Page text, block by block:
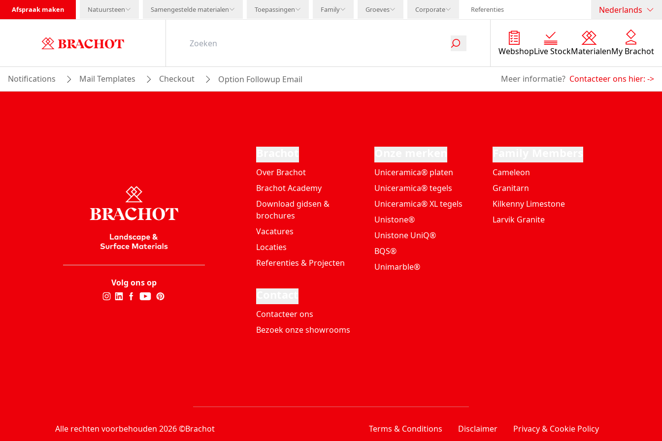
Afspraak maken Natuursteen Samengestelde materialen Toepassingen Family Groeves Corporate Referenties Nederlands
WebshopLive StockMaterialenMy Brachot
Notifications Mail Templates Checkout Option Followup Email Meer informatie? Contacteer ons hier: ->
Volg ons op
Over Brachot
Brachot Academy
Download gidsen &
brochures
Vacatures
Locaties
Referenties & Projecten
Uniceramica® platen
Uniceramica® tegels
Uniceramica® XL tegels
Unistone®
Unistone UniQ®
BQS®
Unimarble®
Cameleon
Granitarn
Kilkenny Limestone
Larvik Granite
Contacteer ons
Bezoek onze showrooms
Alle rechten voorbehouden 2026 ©Brachot Terms & Conditions Disclaimer Privacy & Cookie Policy